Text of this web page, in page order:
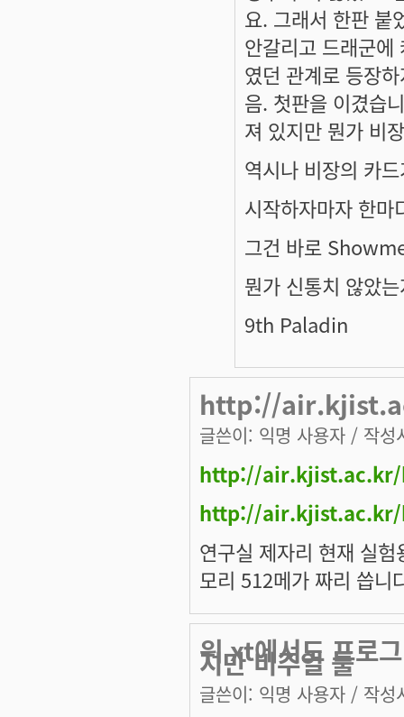
요. 그래서 한판 붙
안갈리고 드래군에
였던 관계로 등장
음. 첫판을 이겼습
져 있지만 뭔가 비
역시나 비장의 카
시작하자마자 한마
그건 바로
뭔가 신통치 않았
9th Paladin
http://
글쓴이: 익명 사용자 / 작성
http://air.kjist.ac.kr/
http://air.kjist.ac.kr/
연구실 제자리 현재 실
모리 512메가 짜리 씁니
워 xt에서도 프로
지만 비주얼 툴
글쓴이: 익명 사용자 / 작성